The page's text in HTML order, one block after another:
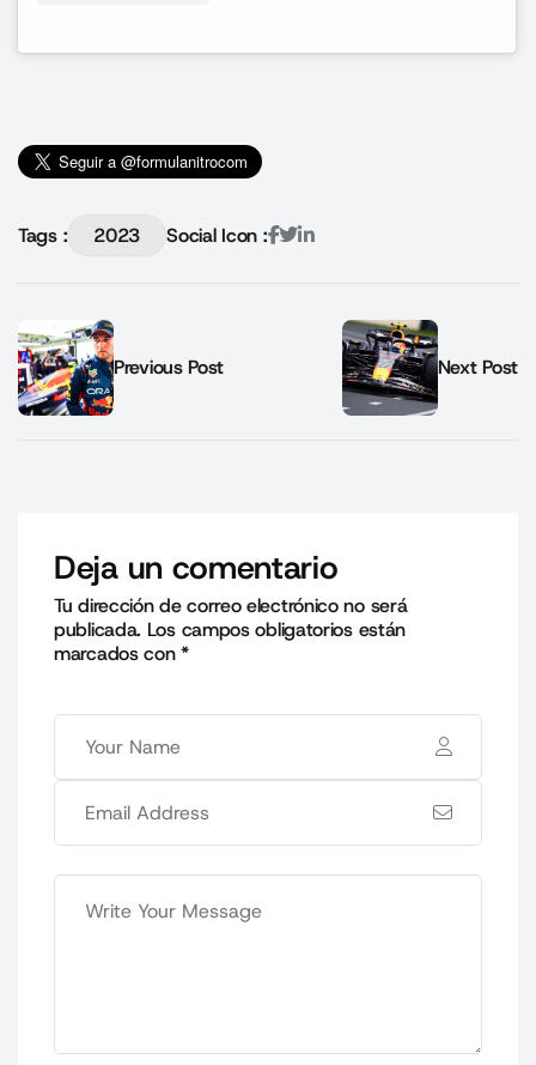
Tags : 2023 Social Icon :
Previous Post Next Post
Deja un comentario
Tu dirección de correo electrónico no será
publicada. Los campos obligatorios están
marcados con*